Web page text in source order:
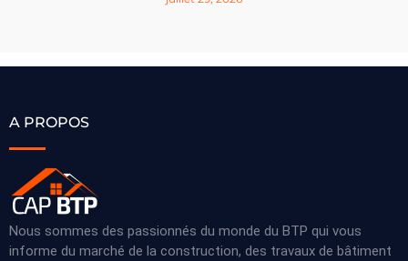
A PROPOS
Nous sommes des passionnés du monde du BTP qui vous
informe du marché de la construction, des travaux de bâtiment